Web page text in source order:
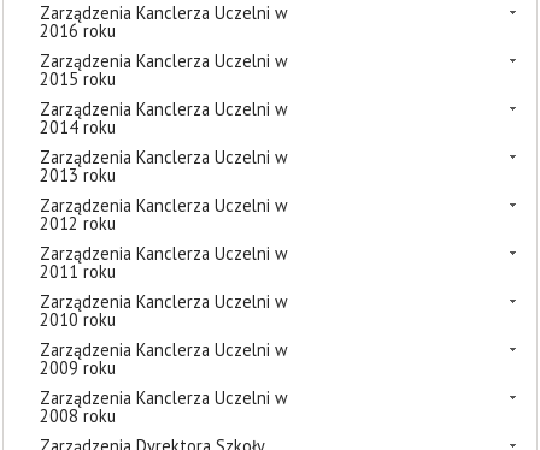
Zarządzenia Kanclerza Uczelni w
2016 roku
Zarządzenia Kanclerza Uczelni w
2015 roku
Zarządzenia Kanclerza Uczelni w
2014 roku
Zarządzenia Kanclerza Uczelni w
2013 roku
Zarządzenia Kanclerza Uczelni w
2012 roku
Zarządzenia Kanclerza Uczelni w
2011 roku
Zarządzenia Kanclerza Uczelni w
2010 roku
Zarządzenia Kanclerza Uczelni w
2009 roku
Zarządzenia Kanclerza Uczelni w
2008 roku